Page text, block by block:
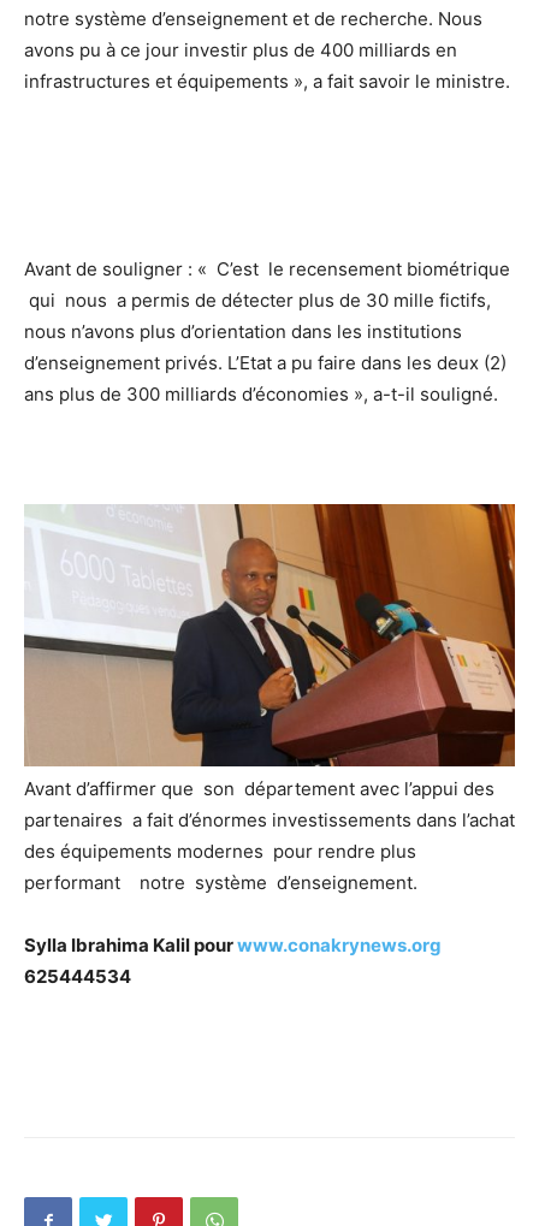
notre système d’enseignement et de recherche. Nous
avons pu à ce jour investir plus de 400 milliards en
infrastructures et équipements », a fait savoir le ministre.
Avant de souligner : « C’est le recensement biométrique
qui nous a permis de détecter plus de 30 mille fictifs,
nous n’avons plus d’orientation dans les institutions
d’enseignement privés. L’Etat a pu faire dans les deux (2)
ans plus de 300 milliards d’économies », a-t-il souligné.
Avant d’affirmer que son département avec l’appui des
partenaires a fait d’énormes investissements dans l’achat
des équipements modernes pour rendre plus
performant notre système d’enseignement.
Sylla Ibrahima Kalil pourwww.conakrynews.org
625444534